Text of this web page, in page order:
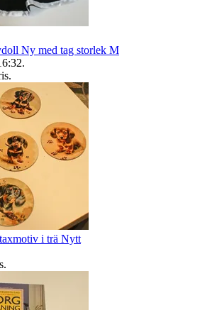
Ny med tag storlek M
.
.
i trä Nytt
.